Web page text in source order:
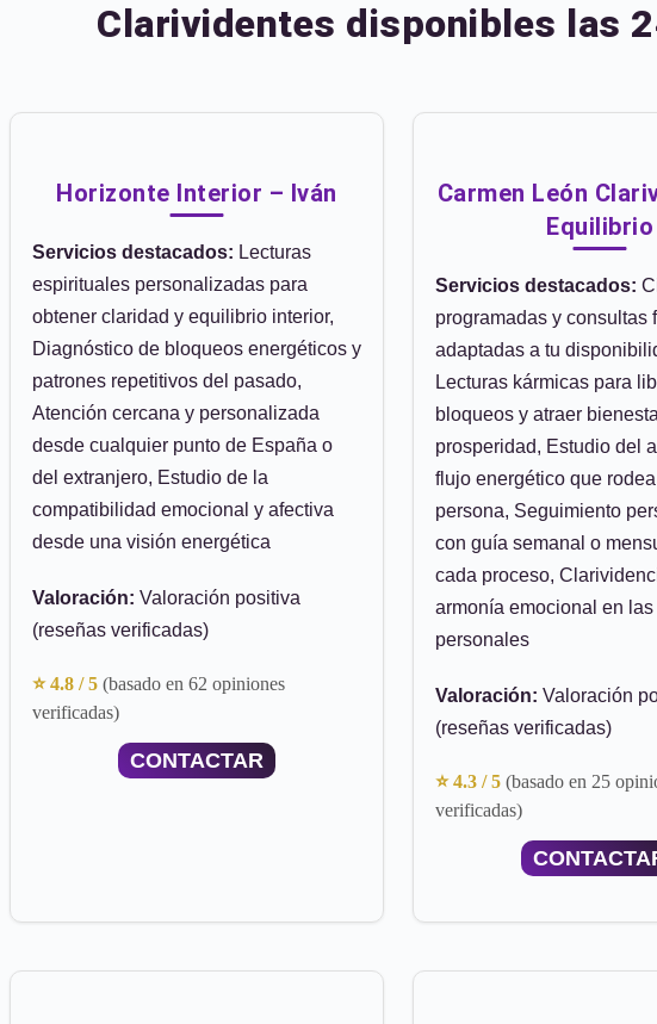
Clarividentes disponibles las
Horizonte Interior – Iván
Servicios destacados: Lecturas
espirituales personalizadas para
obtener claridad y equilibrio interior,
Diagnóstico de bloqueos energéticos y
patrones repetitivos del pasado,
Atención cercana y personalizada
desde cualquier punto de España o
del extranjero, Estudio de la
compatibilidad emocional y afectiva
desde una visión energética
Valoración: Valoración positiva
(reseñas verificadas)
⭐ 4.8 / 5 (basado en 62 opiniones
verificadas)
CONTACTAR
Carmen León
Equilibrio
Servicios destacados:
programadas y consultas
adaptadas a tu
Lecturas kármicas para
bloqueos y atraer
prosperidad, Estudio del
flujo energético que
persona, Seguimiento
con guía semanal o
cada proceso,
armonía emocional en
personales
Valoración: Valoración
(reseñas verificadas)
⭐ 4.3 / 5 (basado en 25
verificadas)